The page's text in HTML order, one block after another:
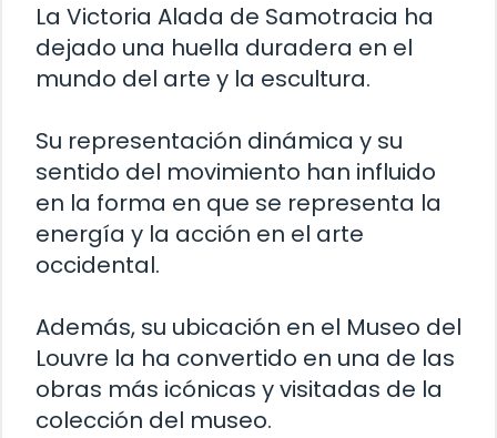
La Victoria Alada de Samotracia ha
dejado una huella duradera en el
mundo del arte y la escultura.
Su representación dinámica y su
sentido del movimiento han influido
en la forma en que se representa la
energía y la acción en el arte
occidental.
Además, su ubicación en el Museo del
Louvre la ha convertido en una de las
obras más icónicas y visitadas de la
colección del museo.